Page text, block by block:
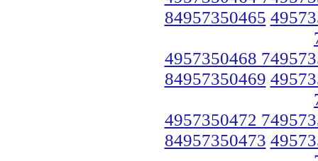
84957350465
4957350468
84957350469
4957350472
84957350473